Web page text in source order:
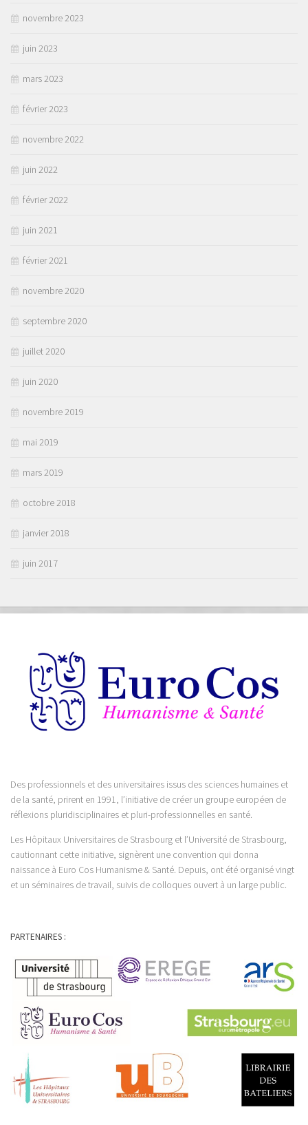
novembre 2023
juin 2023
mars 2023
février 2023
novembre 2022
juin 2022
février 2022
juin 2021
février 2021
novembre 2020
septembre 2020
juillet 2020
juin 2020
novembre 2019
mai 2019
mars 2019
octobre 2018
janvier 2018
juin 2017
Des professionnels et des universitaires issus des sciences humaines et
de la santé, prirent en 1991, l’initiative de créer un groupe européen de
réflexions pluridisciplinaires et pluri-professionnelles en santé.
Les Hôpitaux Universitaires de Strasbourg et l’Université de Strasbourg,
cautionnant cette initiative, signèrent une convention qui donna
naissance à Euro Cos Humanisme & Santé. Depuis, ont été organisé vingt
et un séminaires de travail, suivis de colloques ouvert à un large public.
PARTENAIRES :